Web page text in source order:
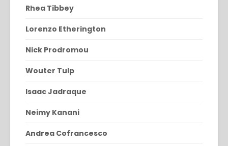
Rhea Tibbey
Lorenzo Etherington
Nick Prodromou
Wouter Tulp
Isaac Jadraque
Neimy Kanani
Andrea Cofrancesco